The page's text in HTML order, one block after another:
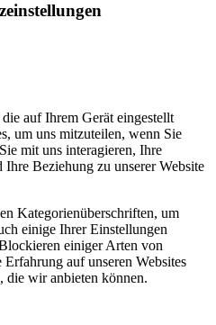
auf Ihrem Gerät eingestellt
um uns mitzuteilen, wenn Sie
mit uns interagieren, Ihre
Beziehung zu unserer Website
Kategorienüberschriften, um
einige Ihrer Einstellungen
einiger Arten von
auf unseren Websites
die wir anbieten können.